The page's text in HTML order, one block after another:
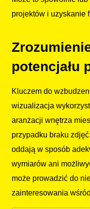
projektów i uzyskanie
potencjału
Kluczem do
wizualizacja
aranżacji wnętrza
przypadku braku
oddają w sposób
wymiarów ani
może prowadzić do
zainteresowania